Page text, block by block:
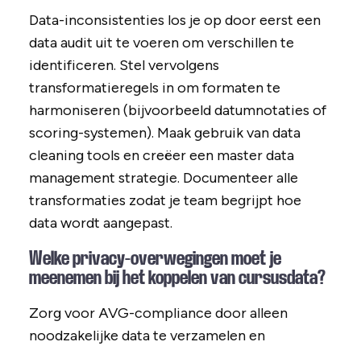
Data-inconsistenties los je op door eerst een
data audit uit te voeren om verschillen te
identificeren. Stel vervolgens
transformatieregels in om formaten te
harmoniseren (bijvoorbeeld datumnotaties of
scoring-systemen). Maak gebruik van data
cleaning tools en creëer een master data
management strategie. Documenteer alle
transformaties zodat je team begrijpt hoe
data wordt aangepast.
Welke privacy-overwegingen moet je
meenemen bij het koppelen van cursusdata?
Zorg voor AVG-compliance door alleen
noodzakelijke data te verzamelen en